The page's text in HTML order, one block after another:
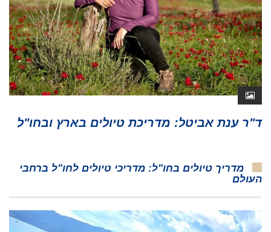
ד"ר ענת אביטל: מדריכת טיולים בארץ ובחו"ל
מדריך טיולים בחו"ל: מדריכי טיולים לחו"ל ברחבי
העולם